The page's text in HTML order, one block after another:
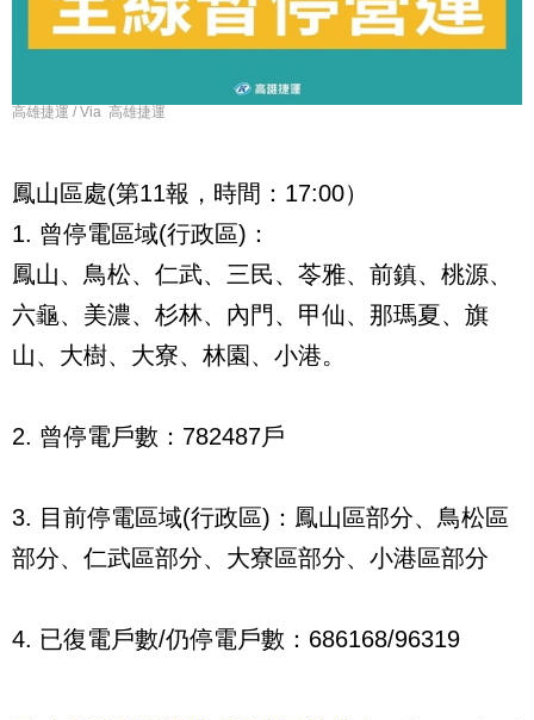
高雄捷運 / Via 高雄捷運
鳳山區處(第11報，時間：17:00）
1. 曾停電區域(行政區)：
鳳山、鳥松、仁武、三民、苓雅、前鎮、桃源、
六龜、美濃、杉林、內門、甲仙、那瑪夏、旗
山、大樹、大寮、林園、小港。
2. 曾停電戶數：782487戶
3. 目前停電區域(行政區)：鳳山區部分、鳥松區
部分、仁武區部分、大寮區部分、小港區部分
4. 已復電戶數/仍停電戶數：686168/96319